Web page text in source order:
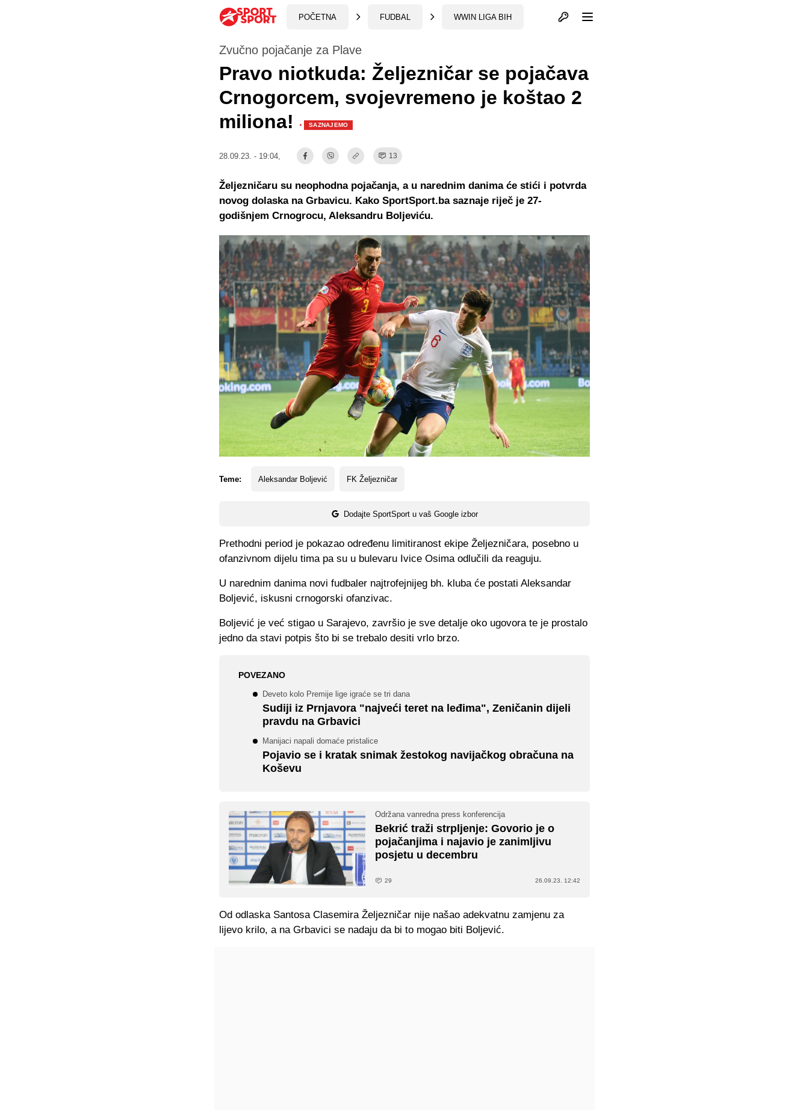
POČETNA FUDBAL WWIN LIGA BIH Otvori profil
Zvučno pojačanje za Plave
Pravo niotkuda: Željezničar se pojačava
Crnogorcem, svojevremeno je koštao 2
miliona!
· SAZNAJEMO
28.09.23. - 19:04, 13
Teme: Aleksandar Boljević FK Željezničar
Dodajte SportSport u vaš Google izbor
Željezničaru su neophodna pojačanja, a u narednim danima će stići i potvrda
novog dolaska na Grbavicu. Kako SportSport.ba saznaje riječ je 27-
godišnjem Crnogrocu, Aleksandru Boljeviću.
Prethodni period je pokazao određenu limitiranost ekipe Željezničara, posebno u
ofanzivnom dijelu tima pa su u bulevaru Ivice Osima odlučili da reaguju.
U narednim danima novi fudbaler najtrofejnijeg bh. kluba će postati Aleksandar
Boljević, iskusni crnogorski ofanzivac.
Boljević je već stigao u Sarajevo, završio je sve detalje oko ugovora te je prostalo
jedno da stavi potpis što bi se trebalo desiti vrlo brzo.
POVEZANO
Deveto kolo Premije lige igraće se tri dana
Sudiji iz Prnjavora "najveći teret na leđima", Zeničanin dijeli
pravdu na Grbavici
Manijaci napali domaće pristalice
Pojavio se i kratak snimak žestokog navijačkog obračuna na
Koševu
Održana vanredna press konferencija
Bekrić traži strpljenje: Govorio je o
pojačanjima i najavio je zanimljivu
posjetu u decembru
29 26.09.23. 12:42
Od odlaska Santosa Clasemira Željezničar nije našao adekvatnu zamjenu za
lijevo krilo, a na Grbavici se nadaju da bi to mogao biti Boljević.